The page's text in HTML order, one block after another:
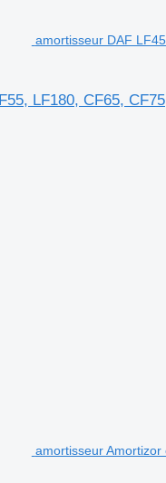
amortisseur DAF
LF180, CF65,
amortisseur Amortizor